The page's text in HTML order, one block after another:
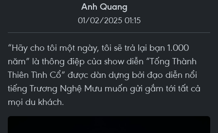
Anh Quang
01/02/2025 01:15
“Hãy cho tôi một ngày, tôi sẽ trả lại bạn 1.000
năm” là thông điệp của show diễn “Tống Thành
Thiên Tình Cổ” được dàn dựng bởi đạo diễn nổi
tiếng Trương Nghệ Mưu muốn gửi gắm tới tất cả
mọi du khách.